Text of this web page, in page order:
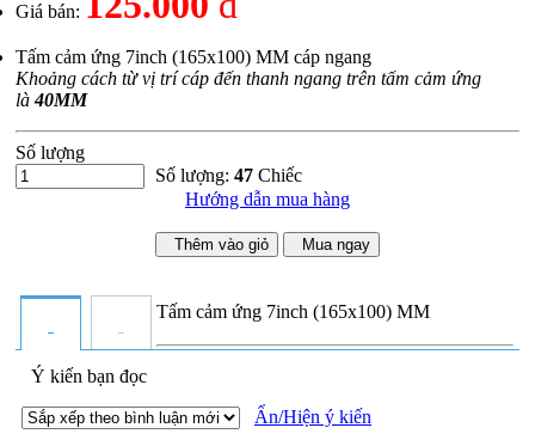
Giá bán:
Tấm cảm ứng 7inch (165x100) MM cáp ngang
Khoảng cách từ vị trí cáp đến thanh ngang trên tấm cảm ứng
là40MM
Số lượng
Số lượng: 47 Chiếc
Hướng dẫn mua hàng
Thêm vào giỏ Mua ngay
Tấm cảm ứng 7inch (165x100) MM
Ý kiến bạn đọc
Ẩn/Hiện ý kiến